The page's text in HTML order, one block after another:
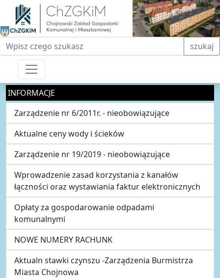
Fraza do wyszukiwania szukaj
INFORMACJE
Zarządzenie nr 6/2011r. - nieobowiązujące
Aktualne ceny wody i ścieków
Zarządzenie nr 19/2019 - nieobowiązujące
Wprowadzenie zasad korzystania z kanałów
łączności oraz wystawiania faktur elektronicznych
Opłaty za gospodarowanie odpadami
komunalnymi
NOWE NUMERY RACHUNK
Aktualn stawki czynszu -Zarządzenia Burmistrza
Miasta Chojnowa